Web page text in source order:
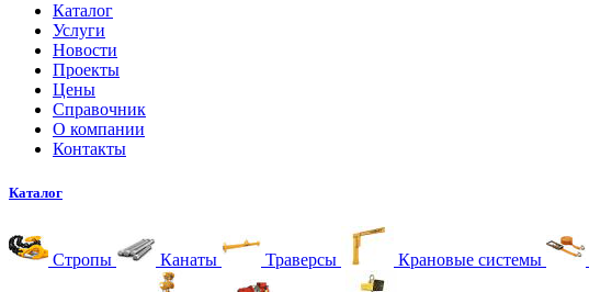
Каталог
Услуги
Новости
Проекты
Цены
Справочник
О компании
Контакты
Каталог
Стропы Канаты Траверсы Крановые системы